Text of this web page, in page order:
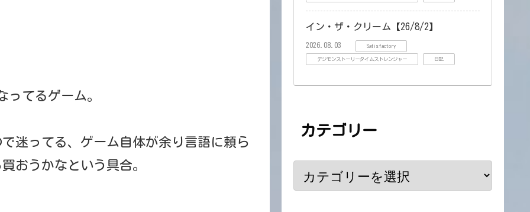
ってるゲーム。
迷ってる、ゲーム自体が余り言語に頼ら
おうかなという具合。
イン・ザ・クリーム【26/8/2】
2026.08.03 Satisfactory
デジモンストーリータイムストレンジャー 日記
カテゴリー